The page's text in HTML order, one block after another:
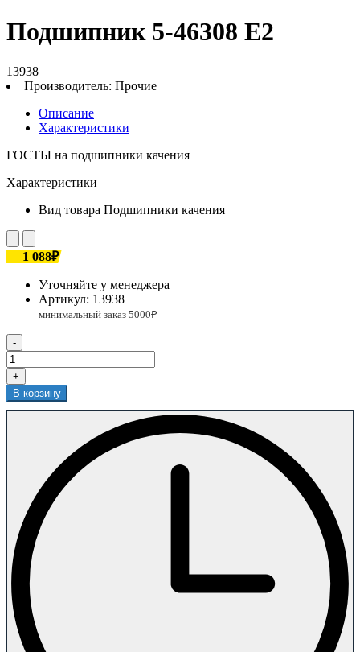
Подшипник 5-46308 Е2
13938
Производитель: Прочие
Описание
Характеристики
ГОСТЫ на подшипники качения
Характеристики
Вид товара Подшипники качения
1 088₽
Уточняйте у менеджера
Артикул: 13938
-
+
В корзину